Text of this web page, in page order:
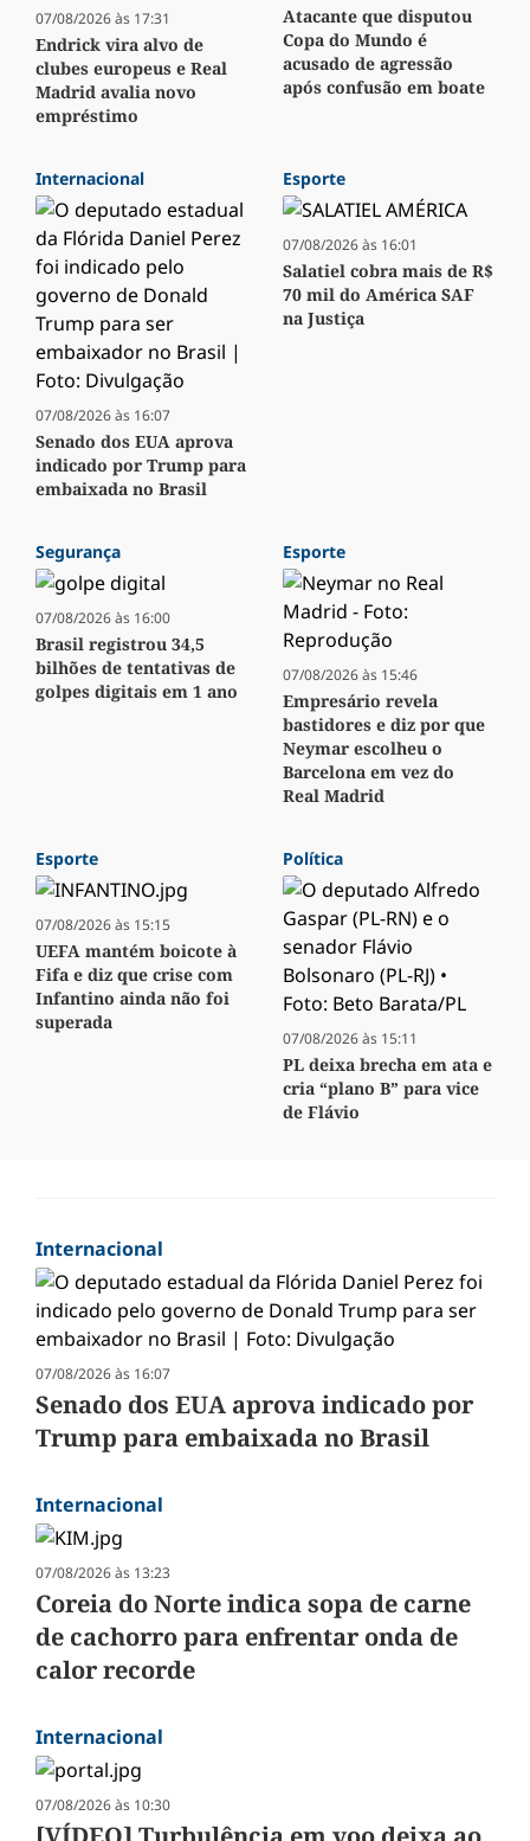
07/08/2026 às 17:31
Endrick vira alvo de
clubes europeus e Real
Madrid avalia novo
empréstimo
Atacante que disputou
Copa do Mundo é
acusado de agressão
após confusão em boate
Internacional
07/08/2026 às 16:07
Senado dos EUA aprova
indicado por Trump para
embaixada no Brasil
Esporte
07/08/2026 às 16:01
Salatiel cobra mais de R$
70 mil do América SAF
na Justiça
Segurança
07/08/2026 às 16:00
Brasil registrou 34,5
bilhões de tentativas de
golpes digitais em 1 ano
Esporte
07/08/2026 às 15:46
Empresário revela
bastidores e diz por que
Neymar escolheu o
Barcelona em vez do
Real Madrid
Esporte
07/08/2026 às 15:15
UEFA mantém boicote à
Fifa e diz que crise com
Infantino ainda não foi
superada
Política
07/08/2026 às 15:11
PL deixa brecha em ata e
cria “plano B” para vice
de Flávio
Internacional
07/08/2026 às 16:07
Senado dos EUA aprova indicado por
Trump para embaixada no Brasil
Internacional
07/08/2026 às 13:23
Coreia do Norte indica sopa de carne
de cachorro para enfrentar onda de
calor recorde
Internacional
07/08/2026 às 10:30